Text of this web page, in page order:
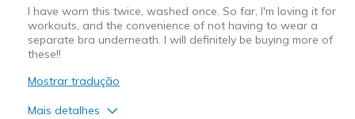
I have worn this twice, washed once. So far, I'm loving it for
workouts, and the convenience of not having to wear a
separate bra underneath. I will definitely be buying more of
these!!
Mostrar tradução
Mais detalhes